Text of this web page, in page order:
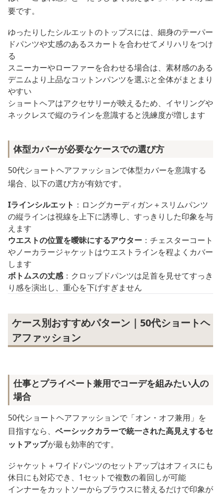
要です。
ゆったりしたシルエットのトップスには、細身のテーパー
ドパンツや丈感のあるスカートを合わせてメリハリをつけ
る
スニーカーやローファーを合わせる場合は、素材感のある
デニムより上品なコットンパンツを選ぶと全体がまとまり
やすい
ショートヘアはアクセサリーが映えるため、イヤリングや
ネックレスで縦のラインを意識すると洗練度が増します
体型カバーが必要なケースでの選び方
50代ショートヘアファッションで体型カバーを意識する
場合、以下の選び方が有効です。
Iラインシルエット ：ロングカーディガン＋スリムパンツ
の縦ラインは視線を上下に誘導し、すっきりした印象を与
えます
ウエストの位置を曖昧にするアウター ：チェスターコート
やノーカラージャケットはウエストラインを程よくカバー
します
ボトムスの丈感：クロップドパンツは足首を見せてすっき
り感を演出し、重心を下げすぎません
ケース別おすすめパターン｜50代ショートヘ
アファッション
仕事とプライベート兼用でコーデを組みたい人の
場合
50代ショートヘアファッションで「オン・オフ兼用」を
目指すなら、 ベーシックカラーで統一された高見えするセ
ットアップが最も効率的です。
ジャケット＋ワイドパンツのセットアップはオフィスにも
休日にも対応でき、1セットで複数の着回しが可能
インナーをカットソーからブラウスに替えるだけで印象が